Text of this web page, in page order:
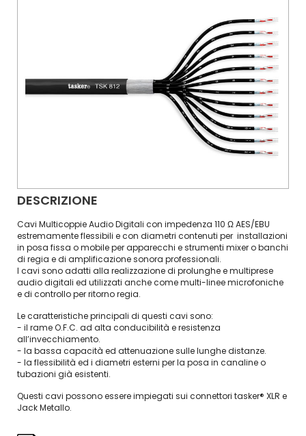
DESCRIZIONE
Cavi Multicoppie Audio Digitali con impedenza 110 Ω AES/EBU
estremamente flessibili e con diametri contenuti per installazioni
in posa fissa o mobile per apparecchi e strumenti mixer o banchi
di regia e di amplificazione sonora professionali.
I cavi sono adatti alla realizzazione di prolunghe e multiprese
audio digitali ed utilizzati anche come multi-linee microfoniche
e di controllo per ritorno regia.
Le caratteristiche principali di questi cavi sono:
- il rame O.F.C. ad alta conducibilità e resistenza
all’invecchiamento.
- la bassa capacità ed attenuazione sulle lunghe distanze.
- la flessibilità ed i diametri esterni per la posa in canaline o
tubazioni già esistenti.
Questi cavi possono essere impiegati sui connettori tasker® XLR e
Jack Metallo.